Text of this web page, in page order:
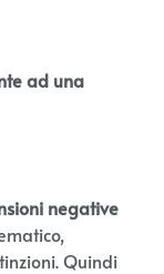
ad una
negative
Quindi